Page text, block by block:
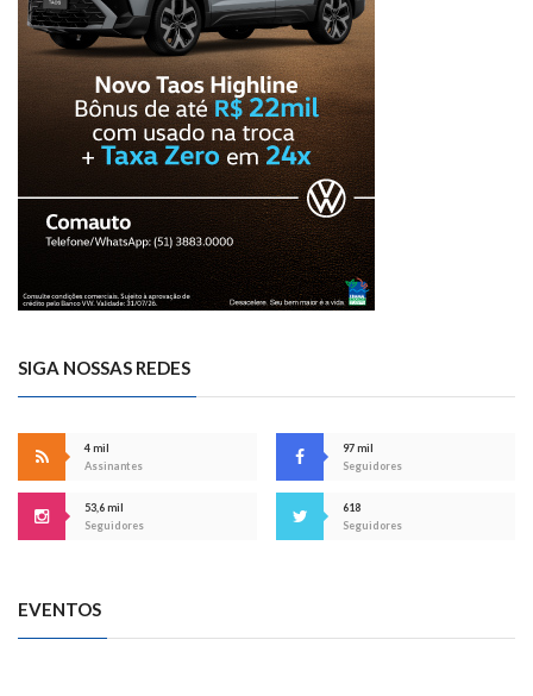
SIGA NOSSAS REDES
4 mil
Assinantes
97 mil
Seguidores
53,6 mil
Seguidores
618
Seguidores
EVENTOS